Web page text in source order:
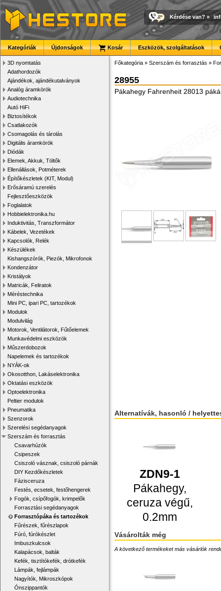
Kérdése van? »
Kategóriák Újdonságok Kosár Eszközök, szolgáltatások
3D nyomtatás
Adathordozók
Ajándékok, ajándékutalványok
Analóg áramkörök
Audiotechnika
Autó HiFi
Biztosítékok
Csatlakozók
Csomagolás és tárolás
Digitális áramkörök
Diódák
Elemek, Akkuk, Töltők
Ellenállások, Potméterek
Építőkészletek (KIT, Modul)
Erősáramú szerelés
Fejlesztőeszközök
Foglalatok
Hobbielektronika.hu
Induktivitás, Transzformátor
Kábelek, Vezetékek
Kapcsolók, Relék
Készülékek
Kishangszórók, Piezók, Mikrofonok
Kondenzátor
Kristályok
Matricák, Feliratok
Méréstechnika
Mini PC, ipari PC, tartozékok
Modulok
Modulvilág
Motorok, Ventilátorok, Fűtőelemek
Munkavédelmi eszközök
Műszerdobozok
Napelemek és tartozékok
NYÁK-ok
Okosotthon, Lakáselektronika
Oktatási eszközök
Optoelektronika
Peltier modulok
Pneumatika
Szenzorok
Szerelési segédanyagok
Szerszám és forrasztás
Csavarhúzók
Csipeszek
Csiszoló vásznak, csiszoló párnák
DIY Kezdőkészletek
Fázisceruza
Festés, ecsetek, festőhengerek
Fogók, csípőfogók, krimpelők
Forrasztási segédanyagok
Forrasztópáka és tartozékok
Fűrészek, fűrészlapok
Fúró, fúrókészlet
Imbuszkulcsok
Kalapácsok, balták
Kefék, tisztítókefék, drótkefék
Lámpák, fejlámpák
Nagyítók, Mikroszkópok
Ónszippantók
Főkategória » Szerszám és forrasztás »
28955
Pákahegy Fahrenheit 28013
Alternatívák, hasonló /
ZDN9-1
Pákahegy,
ceruza végű,
0.2mm
Vásárolták még
A következő termékeket más vásárlók